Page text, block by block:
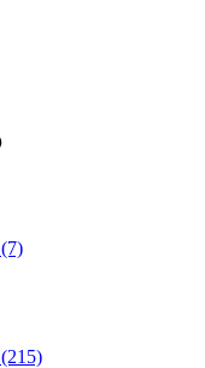
(7)
(215)